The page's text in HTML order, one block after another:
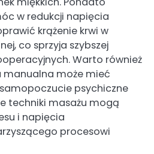
w redukcji napięcia
krążenie krwi w
co sprzyja szybszej
Warto również
manualna może mieć
psychiczne
techniki masażu mogą
i napięcia
procesowi